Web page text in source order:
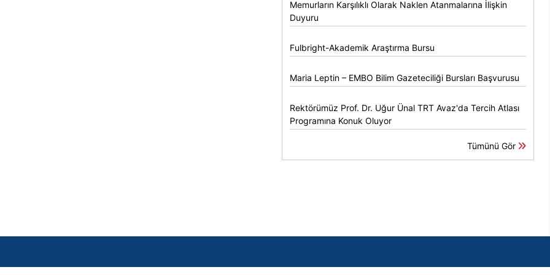
Memurların Karşılıklı Olarak Naklen Atanmalarına İlişkin
Duyuru
Fulbright-Akademik Araştırma Bursu
Maria Leptin – EMBO Bilim Gazeteciliği Bursları Başvurusu
Rektörümüz Prof. Dr. Uğur Ünal TRT Avaz'da Tercih Atlası
Programına Konuk Oluyor
Tümünü Gör